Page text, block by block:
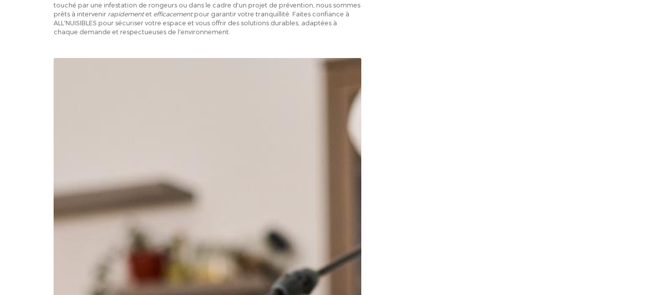
touché par une infestation de rongeurs ou dans le cadre d'un projet de prévention, nous sommes
prêts à intervenir rapidementet efficacementpour garantir votre tranquillité. Faites confiance à
ALL'NUISIBLES pour sécuriser votre espace et vous offrir des solutions durables, adaptées à
chaque demande et respectueuses de l'environnement.